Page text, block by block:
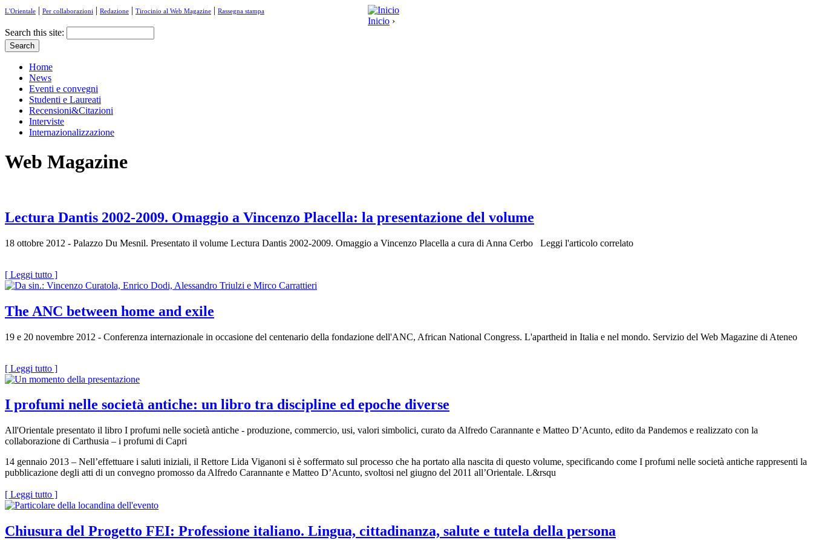
L'Orientale | Per collaborazioni | Redazione | Tirocinio al Web Magazine | Rassegna stampa
Inicio ›
Search this site:
Home
News
Eventi e convegni
Studenti e Laureati
Recensioni&Citazioni
Interviste
Internazionalizzazione
Web Magazine
Lectura Dantis 2002-2009. Omaggio a Vincenzo Placella: la presentazione del volume
18 ottobre 2012 - Palazzo Du Mesnil. Presentato il volume Lectura Dantis 2002-2009. Omaggio a Vincenzo Placella a cura di Anna Cerbo Leggi l'articolo correlato
[ Leggi tutto ]
The ANC between home and exile
19 e 20 novembre 2012 - Conferenza internazionale in occasione del centenario della fondazione dell'ANC, African National Congress. L'apartheid in Italia e nel mondo. Servizio del Web Magazine di Ateneo
[ Leggi tutto ]
I profumi nelle società antiche: un libro tra discipline ed epoche diverse
All'Orientale presentato il libro I profumi nelle società antiche - produzione, commercio, usi, valori simbolici, curato da Alfredo Carannante e Matteo D’Acunto, edito da Pandemos e realizzato con la
collaborazione di Carthusia – i profumi di Capri
14 gennaio 2013 – Nell’effettuare i saluti iniziali, il Rettore Lida Viganoni si è soffermato sul processo che ha portato alla nascita di questo volume, specificando come I profumi nelle società antiche rappresenti la
pubblicazione degli atti di un convegno promosso da Alfredo Carannante e Matteo D’Acunto, svoltosi nel giugno del 2011 all’Orientale. L&rsqu
[ Leggi tutto ]
Chiusura del Progetto FEI: Professione italiano. Lingua, cittadinanza, salute e tutela della persona